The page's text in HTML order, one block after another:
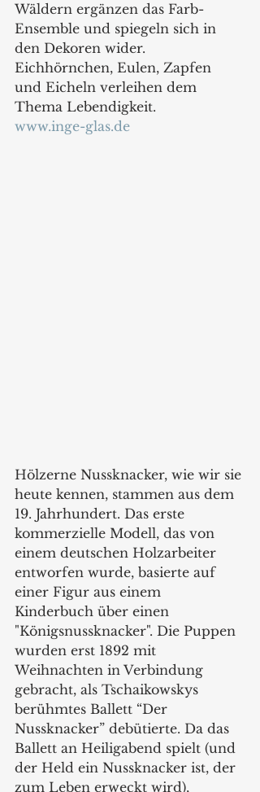
Wäldern ergänzen das Farb-
Ensemble und spiegeln sich in
den Dekoren wider.
Eichhörnchen, Eulen, Zapfen
und Eicheln verleihen dem
Thema Lebendigkeit.
www.inge-glas.de
Hölzerne Nussknacker, wie wir sie
heute kennen, stammen aus dem
19. Jahrhundert. Das erste
kommerzielle Modell, das von
einem deutschen Holzarbeiter
entworfen wurde, basierte auf
einer Figur aus einem
Kinderbuch über einen
"Königsnussknacker". Die Puppen
wurden erst 1892 mit
Weihnachten in Verbindung
gebracht, als Tschaikowskys
berühmtes Ballett “Der
Nussknacker” debütierte. Da das
Ballett an Heiligabend spielt (und
der Held ein Nussknacker ist, der
zum Leben erweckt wird),